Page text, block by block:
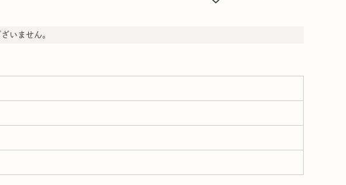
いません。